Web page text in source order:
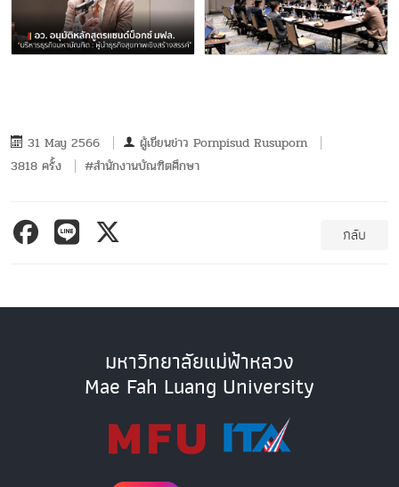
31 May 2566 ผู้เขียนข่าว Pornpisud Rusuporn
3818 ครั้ง
#สำนักงานบัณฑิตศึกษา
กลับ
มหาวิทยาลัยแม่ฟ้าหลวง
Mae Fah Luang University